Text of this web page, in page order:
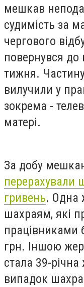
мешкав
судимість за
чергового
повернувся
тижня.
вилучили у
зокрема -
матері.
За добу
перерахували
гривень. Одна
шахраям, які
працівниками
грн. Іншою
стала 39-
випадок